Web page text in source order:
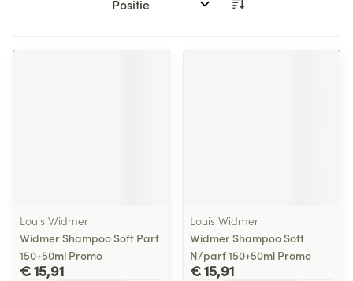
Sorteer op:
Louis Widmer
Widmer Shampoo Soft Parf
150+50ml Promo
€ 15,91
Louis Widmer
Widmer Shampoo Soft
N/parf 150+50ml Promo
€ 15,91